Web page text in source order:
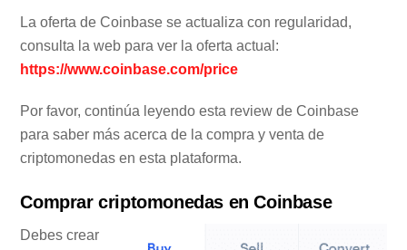
La oferta de Coinbase se actualiza con regularidad,
consulta la web para ver la oferta actual:
https://www.coinbase.com/price
Por favor, continúa leyendo esta review de Coinbase
para saber más acerca de la compra y venta de
criptomonedas en esta plataforma.
Comprar criptomonedas en Coinbase
Debes crear